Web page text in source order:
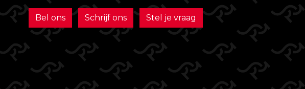
Bel ons Schrijf ons Stel je vraag